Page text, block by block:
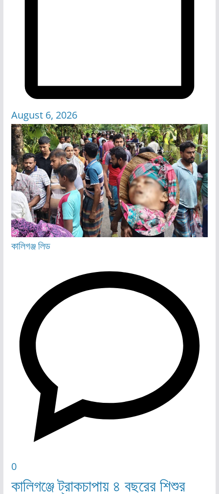
August 6, 2026
কালিগঞ্জলিড
0
কালিগঞ্জে ট্রাকচাপায় ৪ বছরের শিশুর